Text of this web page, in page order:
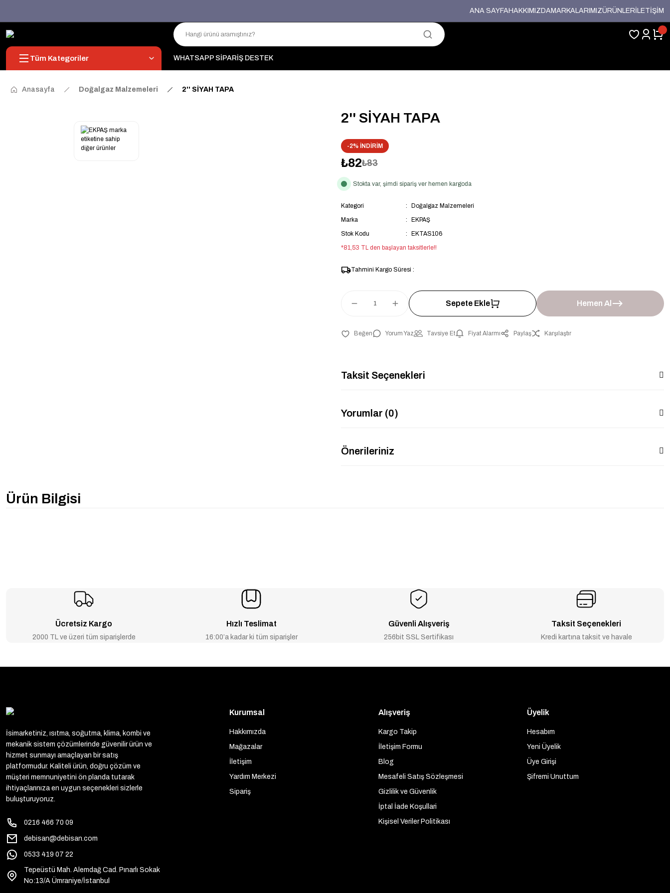
ANA SAYFAHAKKIMIZDAMARKALARIMIZÜRÜNLERİLETİŞİM
Tüm Kategoriler WHATSAPP SİPARİŞ DESTEK
Anasayfa Doğalgaz Malzemeleri 2'' SİYAH TAPA
2'' SİYAH TAPA
-2% İNDİRİM
₺82₺83
Stokta var, şimdi sipariş ver hemen kargoda
Kategori
Doğalgaz Malzemeleri
Marka
EKPAŞ
Stok Kodu
EKTAS106
*81,53 TL den başlayan taksitlerle!!
Tahmini Kargo Süresi :
Sepete Ekle Hemen Al
Yorum Yaz Tavsiye Et Fiyat Alarmı Paylaş Karşılaştır
Taksit Seçenekleri
Yorumlar (0)
Önerileriniz
Ürün Bilgisi
Ücretsiz Kargo
2000 TL ve üzeri tüm siparişlerde
Hızlı Teslimat
16:00’a kadar ki tüm siparişler
Güvenli Alışveriş
256bit SSL Sertifikası
Taksit Seçenekleri
Kredi kartına taksit ve havale
İsimarketiniz, ısıtma, soğutma, klima, kombi ve
mekanik sistem çözümlerinde güvenilir ürün ve
hizmet sunmayı amaçlayan bir satış
platformudur. Kaliteli ürün, doğru çözüm ve
müşteri memnuniyetini ön planda tutarak
ihtiyaçlarınıza en uygun seçenekleri sizlerle
buluşturuyoruz.
0216 466 70 09
debisan@debisan.com
0533 419 07 22
Tepeüstü Mah. Alemdağ Cad. Pınarlı Sokak
No:13/A Ümraniye/İstanbul
Kurumsal
Hakkımızda
Mağazalar
İletişim
Yardım Merkezi
Sipariş
Alışveriş
Kargo Takip
İletişim Formu
Blog
Mesafeli Satış Sözleşmesi
Gizlilik ve Güvenlik
İptal İade Koşullari
Kişisel Veriler Politikası
Üyelik
Hesabım
Yeni Üyelik
Üye Girişi
Şifremi Unuttum